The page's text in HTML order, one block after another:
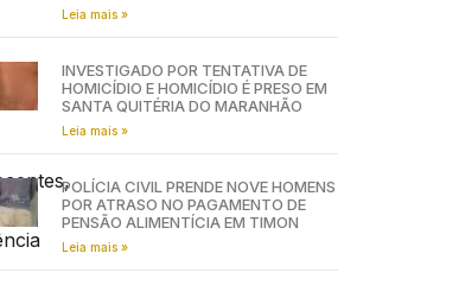
Leia mais »
INVESTIGADO POR TENTATIVA DE
HOMICÍDIO E HOMICÍDIO É PRESO EM
SANTA QUITÉRIA DO MARANHÃO
Leia mais »
POLÍCIA CIVIL PRENDE NOVE HOMENS
POR ATRASO NO PAGAMENTO DE
PENSÃO ALIMENTÍCIA EM TIMON
Leia mais »